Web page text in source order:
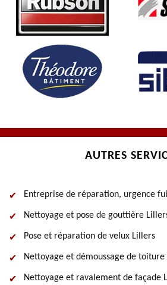
AUTRES
Entreprise de réparation, urgence
Nettoyage et pose de gouttière
Pose et réparation de velux Lillers
Nettoyage et démoussage de
Nettoyage et ravalement de façade